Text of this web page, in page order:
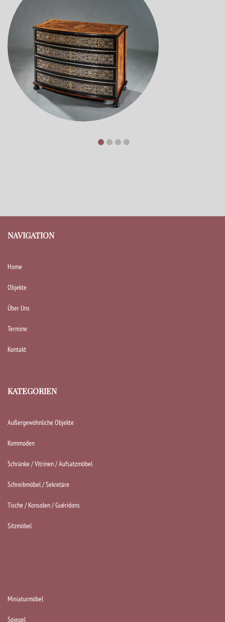
NAVIGATION
Home
Objekte
Über Uns
Termine
Kontakt
KATEGORIEN
Außergewöhnliche Objekte
Kommoden
Schränke / Vitrinen / Aufsatzmöbel
Schreibmöbel / Sekretäre
Tische / Konsolen / Guéridons
Sitzmöbel
Miniaturmöbel
Spiegel